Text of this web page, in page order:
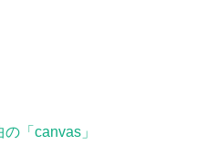
「canvas」